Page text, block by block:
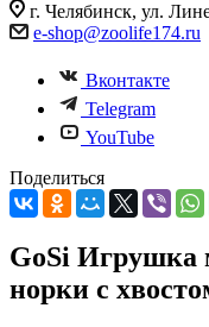
г. Челябинск, ул.
e-shop@zoolife174.ru
Вконтакте
Telegram
YouTube
Поделиться
GoSi Игрушка
норки с